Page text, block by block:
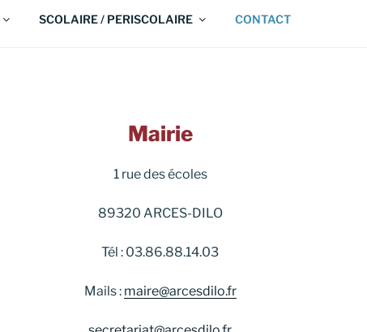
SCOLAIRE / PERISCOLAIRE CONTACT
Mairie
1 rue des écoles
89320 ARCES-DILO
Tél : 03.86.88.14.03
Mails : maire@arcesdilo.fr